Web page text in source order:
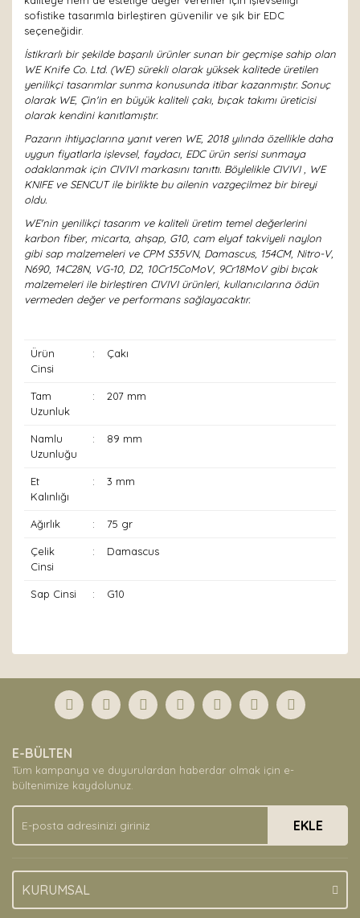
sofistike tasarımla birleştiren güvenilir ve şık bir EDC
seçeneğidir.
İstikrarlı bir şekilde başarılı ürünler sunan bir geçmişe sahip olan
WE Knife Co. Ltd. (WE) sürekli olarak yüksek kalitede üretilen
yenilikçi tasarımlar sunma konusunda itibar kazanmıştır. Sonuç
olarak WE, Çin'in en büyük kaliteli çakı, bıçak takımı üreticisi
olarak kendini kanıtlamıştır.
Pazarın ihtiyaçlarına yanıt veren WE, 2018 yılında özellikle daha
uygun fiyatlarla işlevsel, faydacı, EDC ürün serisi sunmaya
odaklanmak için CIVIVI markasını tanıttı. Böylelikle CIVIVI , WE
KNIFE ve SENCUT ile birlikte bu ailenin vazgeçilmez bir bireyi
oldu.
WE'nin yenilikçi tasarım ve kaliteli üretim temel değerlerini
karbon fiber, micarta, ahşap, G10, cam elyaf takviyeli naylon
gibi sap malzemeleri ve CPM S35VN, Damascus, 154CM, Nitro-V,
N690, 14C28N, VG-10, D2, 10Cr15CoMoV, 9Cr18MoV gibi bıçak
malzemeleri ile birleştiren CIVIVI ürünleri, kullanıcılarına ödün
vermeden değer ve performans sağlayacaktır.
Ürün
Cinsi
: Çakı
Tam
Uzunluk
: 207 mm
Namlu
Uzunluğu
: 89 mm
Et
Kalınlığı
: 3 mm
Ağırlık : 75 gr
Çelik
Cinsi
: Damascus
Sap Cinsi : G10
Yorum Yaz
formunu kullanarak tarafımıza iletebilirsiniz.
Görüş ve önerileriniz için teşekkür ederiz.
Ürün açıklamasında eksik bilgiler bulunuyor.
Ürün bilgilerinde hatalar bulunuyor.
Ürün fiyatı diğer sitelerden daha pahalı.
Bu ürüne benzer farklı alternatifler olmalı.
E-BÜLTEN
Tüm kampanya ve duyurulardan haberdar olmak için e-
bültenimize kaydolunuz.
EKLE
KURUMSAL